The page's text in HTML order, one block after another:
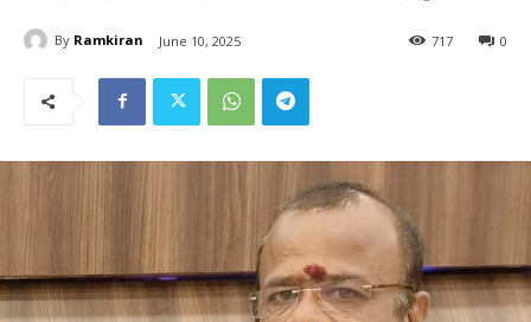
By Ramkiran June 10, 2025 0
717